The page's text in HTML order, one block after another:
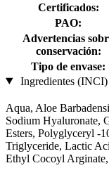
Certificados:
PAO:
Advertencias
conservación:
Tipo de envase:
Ingredientes (INCI)
Aqua, Aloe
Sodium Hyaluronate,
Esters, Polyglyceryl -
Triglyceride, Lactic
Ethyl Cocoyl Arginate,